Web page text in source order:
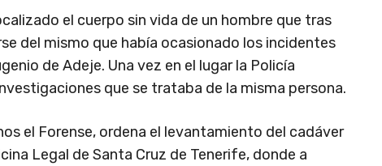
el cuerpo sin vida de un hombre que tras
del mismo que había ocasionado los incidentes
de Adeje. Una vez en el lugar la Policía
que se trataba de la misma persona.
el Forense, ordena el levantamiento del cadáver
Legal de Santa Cruz de Tenerife, donde a